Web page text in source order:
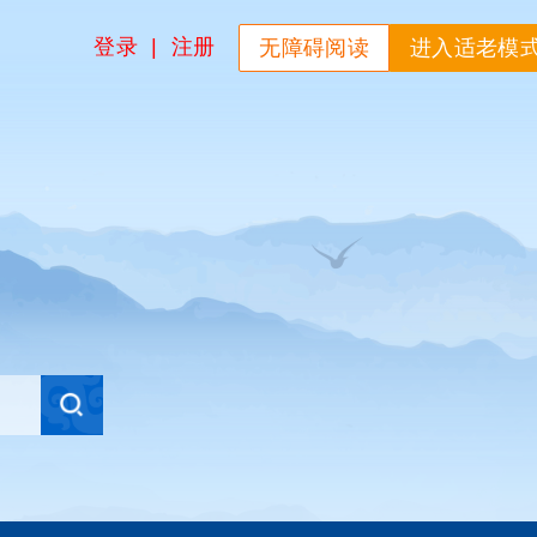
进入适老模
无障碍阅读
注册
登录